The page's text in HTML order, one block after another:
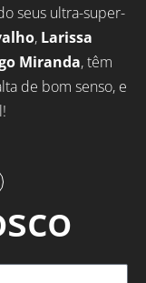
seus ultra-super-
, Larissa
Miranda, têm
de bom senso, e